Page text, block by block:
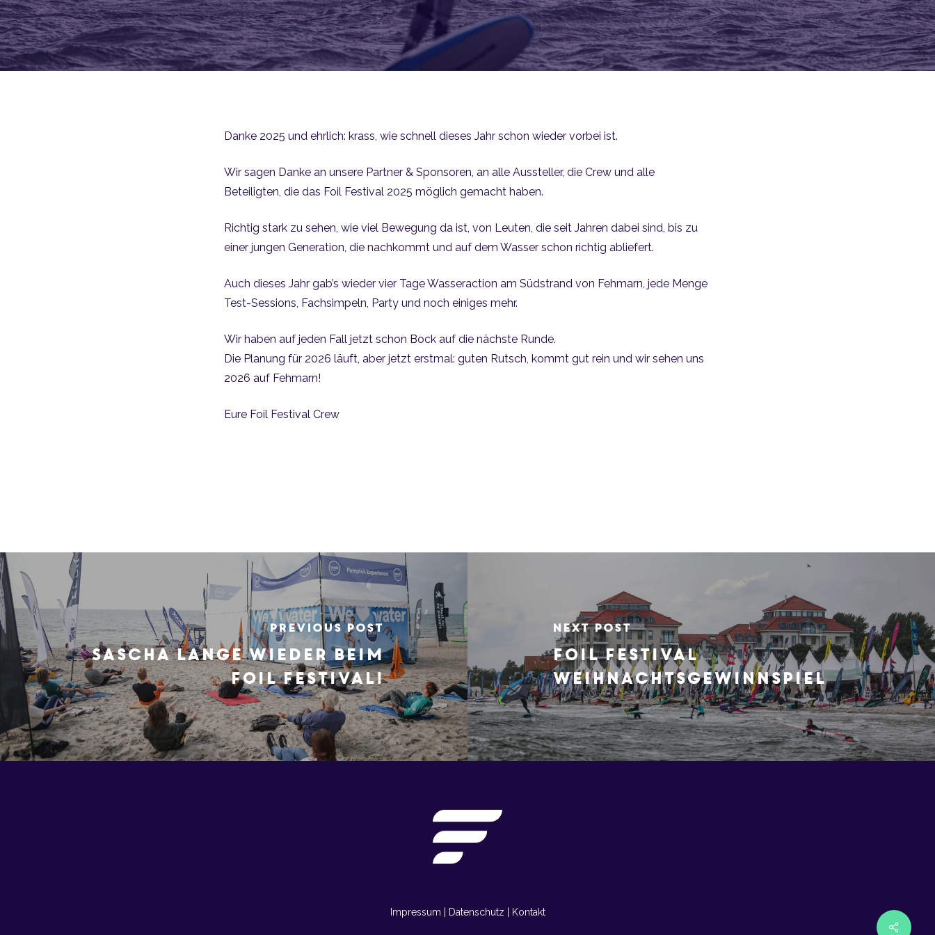
Danke 2025 und ehrlich: krass, wie schnell dieses Jahr schon wieder vorbei ist.
Wir sagen Danke an unsere Partner & Sponsoren, an alle Aussteller, die Crew und alle
Beteiligten, die das Foil Festival 2025 möglich gemacht haben.
Richtig stark zu sehen, wie viel Bewegung da ist, von Leuten, die seit Jahren dabei sind, bis zu
einer jungen Generation, die nachkommt und auf dem Wasser schon richtig abliefert.
Auch dieses Jahr gab’s wieder vier Tage Wasseraction am Südstrand von Fehmarn, jede Menge
Test-Sessions, Fachsimpeln, Party und noch einiges mehr.
Wir haben auf jeden Fall jetzt schon Bock auf die nächste Runde.
Die Planung für 2026 läuft, aber jetzt erstmal: guten Rutsch, kommt gut rein und wir sehen uns
2026 auf Fehmarn!
Eure Foil Festival Crew
Previous Post
Sascha Lange wieder beim
Foil Festival!
Next Post
Foil Festival
Weihnachtsgewinnspiel
Impressum Datenschutz Kontakt